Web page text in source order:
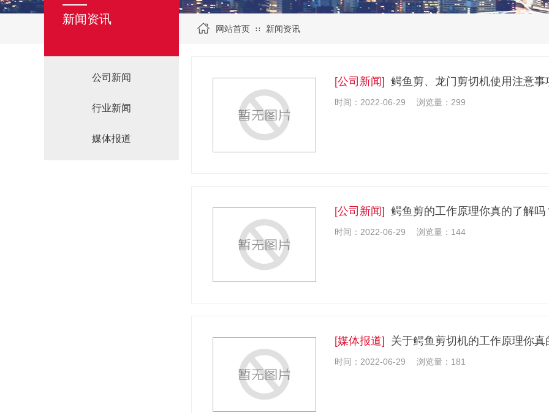
网站首页 ∷ 新闻资讯
新闻资讯
公司新闻
行业新闻
媒体报道
[公司新闻] 鳄鱼剪、龙门剪切机使用注意事
时间：2022-06-29 浏览量：299
[公司新闻] 鳄鱼剪的工作原理你真的了解吗
时间：2022-06-29 浏览量：144
[媒体报道] 关于鳄鱼剪切机的工作原理你真
时间：2022-06-29 浏览量：181